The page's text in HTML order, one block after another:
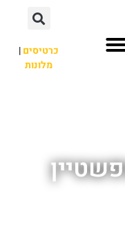
כרטיסים|
מלונות